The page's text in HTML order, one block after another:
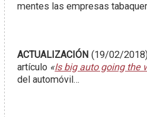
mentes las empresas
ACTUALIZACIÓN (19/02/
artículo «Is big auto going the
del automóvil…